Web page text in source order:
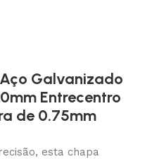
Galvanizado
Entrecentro
de 0.75mm
esta chapa